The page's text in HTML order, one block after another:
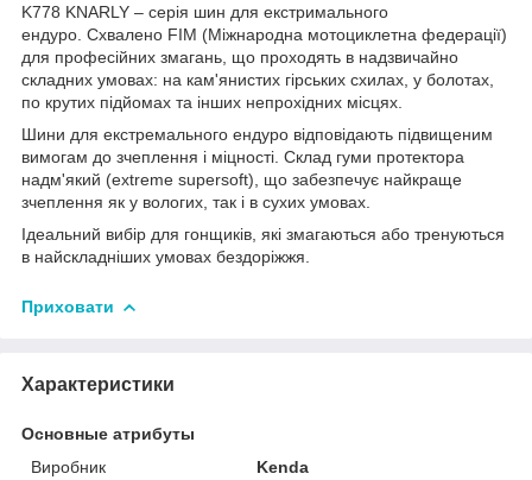
K778 KNARLY – серія шин для екстримального
ендуро. Схвалено FIM (Міжнародна мотоциклетна федерації)
для професійних змагань, що проходять в надзвичайно
складних умовах: на кам'янистих гірських схилах, у болотах,
по крутих підйомах та інших непрохідних місцях.
Шини для екстремального ендуро відповідають підвищеним
вимогам до зчеплення і міцності. Склад гуми протектора
надм'який (extreme supersoft), що забезпечує найкраще
зчеплення як у вологих, так і в сухих умовах.
Ідеальний вибір для гонщиків, які змагаються або тренуються
в найскладніших умовах бездоріжжя.
Приховати
Характеристики
Основные атрибуты
Виробник
Kenda